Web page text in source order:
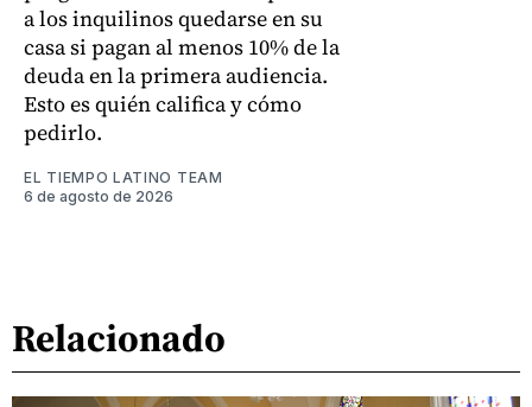
a los inquilinos quedarse en su
casa si pagan al menos 10% de la
deuda en la primera audiencia.
Esto es quién califica y cómo
pedirlo.
EL TIEMPO LATINO TEAM
6 de agosto de 2026
Relacionado